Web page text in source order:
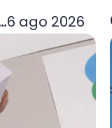
6 ago 2026